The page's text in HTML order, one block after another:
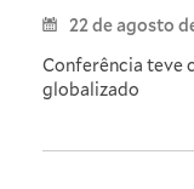
22 de agosto
Conferência teve
globalizado